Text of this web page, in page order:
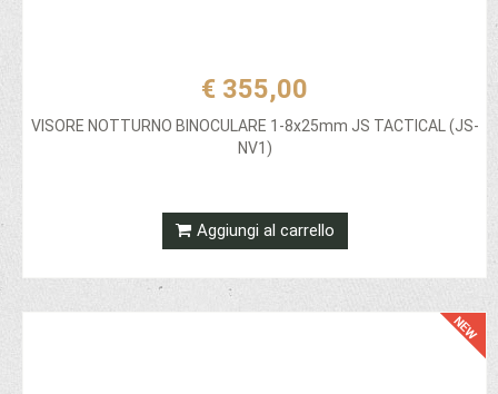
€ 355,00
VISORE NOTTURNO BINOCULARE 1-8x25mm JS TACTICAL (JS-
NV1)
Aggiungi al carrello